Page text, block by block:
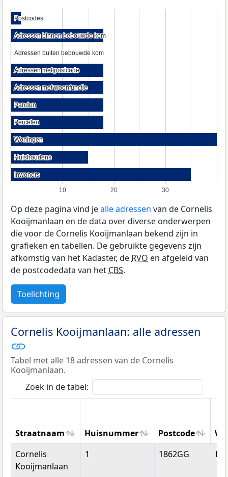
10 20 30
Postcodes
Postcodes
Adressen binnen bebouwde kom
Adressen binnen bebouwde kom
Adressen buiten bebouwde kom
Adressen buiten bebouwde kom
Adressen met postcode
Adressen met postcode
Adressen met woonfunctie
Adressen met woonfunctie
Panden
Panden
Percelen
Percelen
Woningen
Woningen
Huishoudens
Huishoudens
Inwoners
Inwoners
Op deze pagina vind jealle adressen van de Cornelis
Kooijmanlaan en de data over diverse onderwerpen
die voor de Cornelis Kooijmanlaan bekend zijn in
grafieken en tabellen. De gebruikte gegevens zijn
afkomstig van het Kadaster, deRVO en afgeleid van
de postcodedata van hetCBS.
Toelichting
Cornelis Kooijmanlaan: alle adressen
Tabel met alle 18 adressen van de Cornelis
Kooijmanlaan.
Zoek in de tabel:
Straatnaam Huisnummer Postcode
Straatnaam
Huisnummer Postcode
Cornelis
Kooijmanlaan
1 1862GG